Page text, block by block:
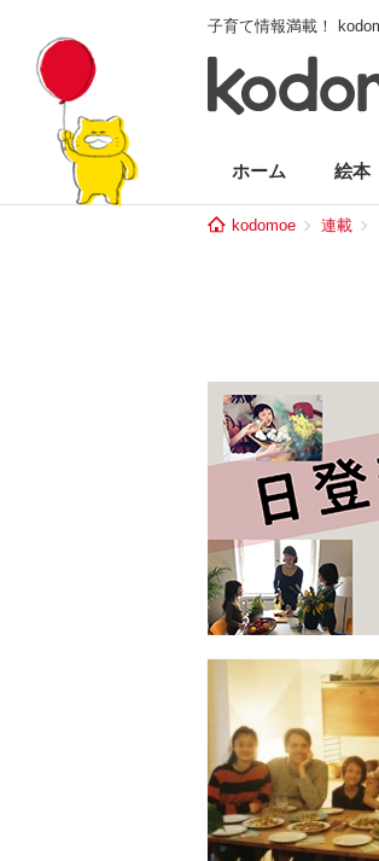
子育て情報満載！
ホーム 絵本
kodomoe 連載